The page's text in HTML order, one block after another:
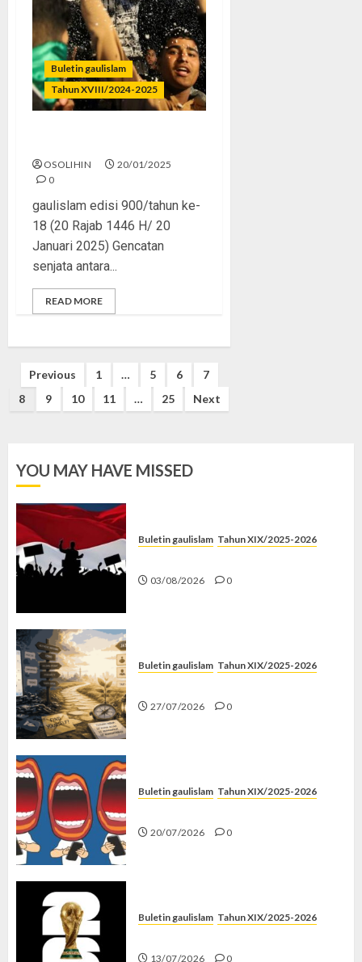
Buletin gaulislam
Tahun XVIII/2024-2025
OSOLIHIN
20/01/2025
0
gaulislam edisi 900/tahun ke-
18 (20 Rajab 1446 H/ 20
Januari 2025) Gencatan
senjata antara...
READ MORE
Posts
pagination
Previous 1 … 5 6
7
8
9 10 11 … 25 Next
YOU MAY HAVE MISSED
Buletin gaulislam Tahun XIX/2025-2026
03/08/2026 0
Buletin gaulislam Tahun XIX/2025-2026
27/07/2026 0
Buletin gaulislam Tahun XIX/2025-2026
20/07/2026 0
Buletin gaulislam Tahun XIX/2025-2026
13/07/2026 0